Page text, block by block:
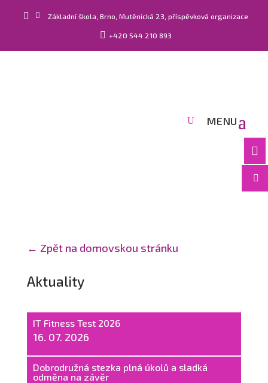
  Základní škola, Brno, Mutěnická 23, příspěvková organizace
 +420 544 210 893


← Zpět na domovskou stránku
Aktuality
IT Fitness Test 2026
16. 07. 2026
Dobrodružná stezka plná úkolů a sladká
odměna na závěr